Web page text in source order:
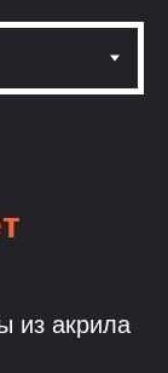
из акрила